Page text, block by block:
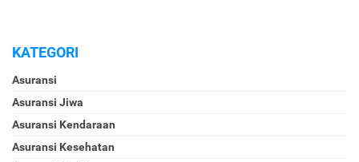
KATEGORI
Asuransi
Asuransi Jiwa
Asuransi Kendaraan
Asuransi Kesehatan